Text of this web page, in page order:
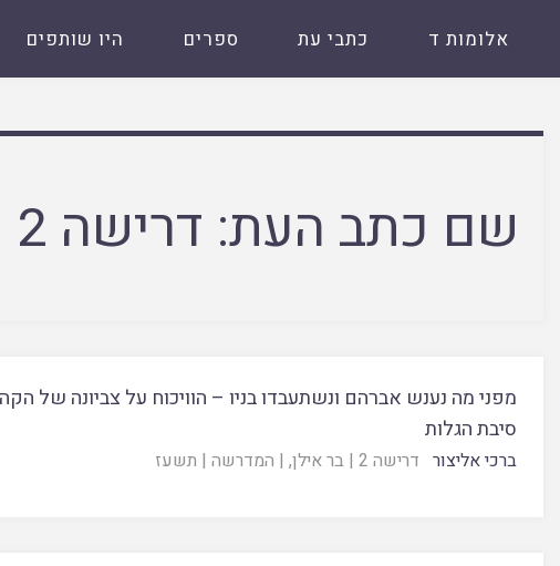
אלומות ד כתבי עת ספרים היו שותפים
שם כתב העת: דרישה 2
מפני מה נענש אברהם ונשתעבדו בניו – הוויכוח על צביונה של
סיבת הגלות
ברכי אליצור דרישה 2 |בר אילן, | המדרשה | תשעז